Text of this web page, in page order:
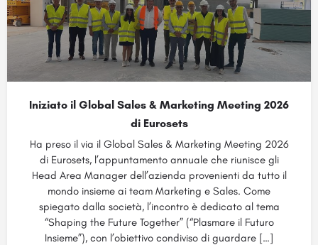
Iniziato il Global Sales & Marketing Meeting 2026
di Eurosets
Ha preso il via il Global Sales & Marketing Meeting 2026
di Eurosets, l’appuntamento annuale che riunisce gli
Head Area Manager dell’azienda provenienti da tutto il
mondo insieme ai team Marketing e Sales. Come
spiegato dalla società, l’incontro è dedicato al tema
“Shaping the Future Together” (“Plasmare il Futuro
Insieme”), con l’obiettivo condiviso di guardare […]